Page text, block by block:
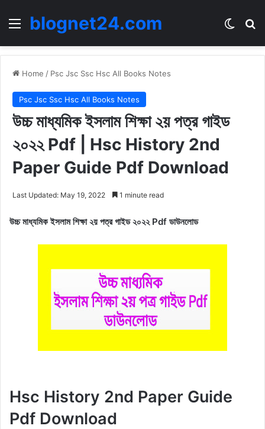
Menublognet24.com
Home / Psc Jsc Ssc Hsc All Books Notes
Psc Jsc Ssc Hsc All Books Notes
উচ্চ মাধ্যমিক ইসলাম শিক্ষা ২য় পত্র গাইড
২০২২ Pdf | Hsc History 2nd
Paper Guide Pdf Download
Last Updated: May 19, 2022 1 minute read
উচ্চ মাধ্যমিক ইসলাম শিক্ষা ২য় পত্র গাইড ২০২২ Pdf ডাউনলোড
Hsc History 2nd Paper Guide
Pdf Download